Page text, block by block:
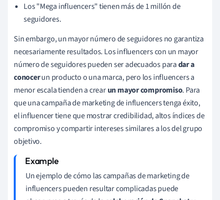
Los "Mega influencers" tienen más de 1 millón de
seguidores.
Sin embargo, un mayor número de seguidores no garantiza
necesariamente resultados. Los influencers con un mayor
número de seguidores pueden ser adecuados paradar a
conocerun producto o una marca, pero los influencers a
menor escala tienden a crearun mayorcompromiso. Para
que una campaña de marketing de influencers tenga éxito,
el influencer tiene que mostrar credibilidad, altos índices de
compromiso y compartir intereses similares a los del grupo
objetivo.
Un ejemplo de cómo las campañas de marketing de
influencers pueden resultar complicadas puede